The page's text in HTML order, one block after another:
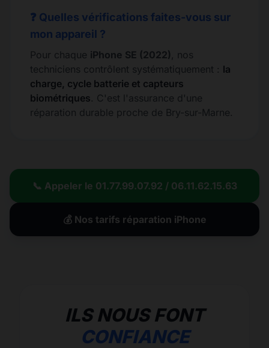
❓ Quelles vérifications faites-vous sur
mon appareil ?
Pour chaque iPhone SE (2022) , nos
techniciens contrôlent systématiquement : la
charge, cycle batterie et capteurs
biométriques. C'est l'assurance d'une
réparation durable proche de Bry-sur-Marne.
📞 Appeler le 01.77.99.07.92 / 06.11.62.15.63
💰 Nos tarifs réparation iPhone
ILS NOUS FONT
CONFIANCE